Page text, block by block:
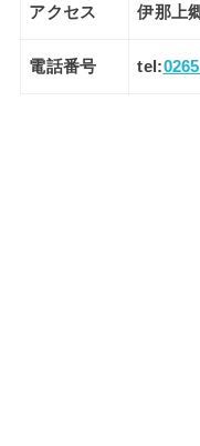
アクセス 伊那上
電話番号 tel: